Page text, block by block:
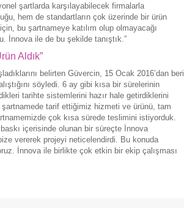
şartlarda karşılayabilecek firmalarla
hem de standartların çok üzerinde bir ürün
bu şartnameye katılım olup olmayacağı
İnnova ile de bu şekilde tanıştık.”
Aldık”
belirten Güvercin, 15 Ocak 2016’dan beri
söyledi. 6 ay gibi kısa bir sürelerinin
tarihte sistemlerini hazır hale getirdiklerini
tarif ettiğimiz hizmeti ve ürünü, tam
çok kısa sürede teslimini istiyorduk.
içerisinde olunan bir süreçte İnnova
vererek projeyi neticelendirdi. Bu konuda
İnnova ile birlikte çok etkin bir ekip çalışması